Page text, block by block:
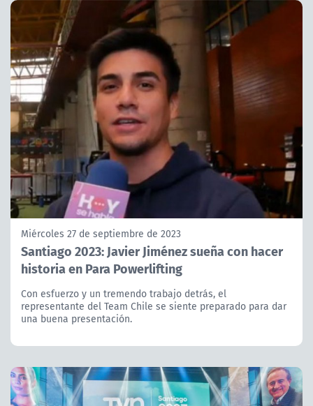
Miércoles 27 de septiembre de 2023
Santiago 2023: Javier Jiménez sueña con hacer
historia en Para Powerlifting
Con esfuerzo y un tremendo trabajo detrás, el
representante del Team Chile se siente preparado para dar
una buena presentación.